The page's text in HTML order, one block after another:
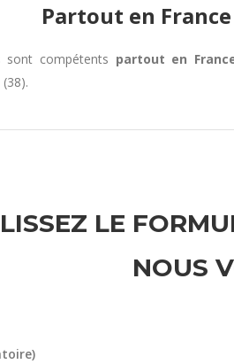
Partout en France
sont compétents partout en
LE
NOUS